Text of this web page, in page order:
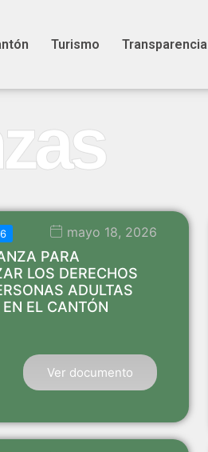
Turismo Transparencia
mayo 18, 2026
PARA
LOS DERECHOS
ADULTAS
EL CANTÓN
Ver documento